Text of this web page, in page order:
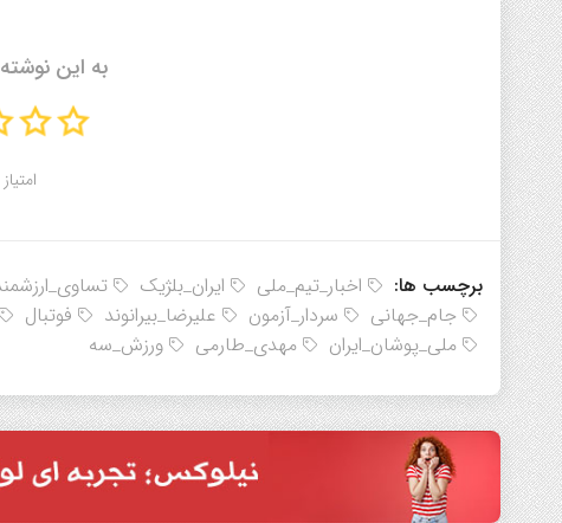
به این
برچسب ها: اخبار_تیم_ملی ایران_بلژیک
جام_جهانی
سردار_آزمون علیرضا_بیرانوند فوتبال
ملی_پوشان_ایران
مهدی_طارمی ورزش_سه